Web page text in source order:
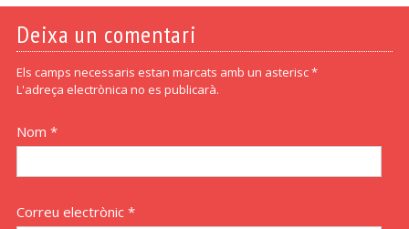
Deixa un comentari
Els camps necessaris estan marcats amb un asterisc *
L'adreça electrònica no es publicarà.
Nom *
Correu electrònic *